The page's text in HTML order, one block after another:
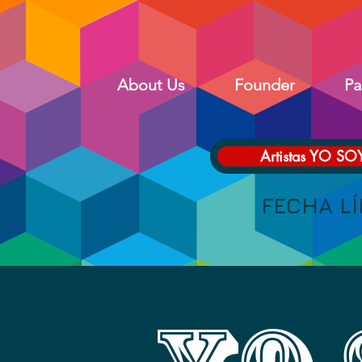
About Us Founder
Artistas YO